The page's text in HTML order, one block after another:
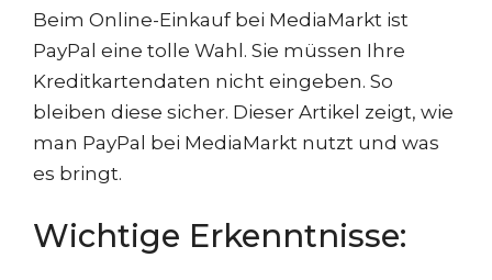
Beim Online-Einkauf bei MediaMarkt ist
PayPal eine tolle Wahl. Sie müssen Ihre
Kreditkartendaten nicht eingeben. So
bleiben diese sicher. Dieser Artikel zeigt, wie
man PayPal bei MediaMarkt nutzt und was
es bringt.
Wichtige Erkenntnisse: